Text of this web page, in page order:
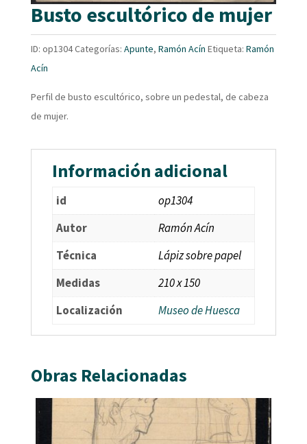
Busto escultórico de mujer
ID: op1304Categorías: Apunte, Ramón Acín Etiqueta: Ramón
Acín
Perfil de busto escultórico, sobre un pedestal, de cabeza
de mujer.
Información adicional
id
op1304
Autor
Ramón Acín
Técnica
Lápiz sobre papel
Medidas
210 x 150
Localización
Museo de Huesca
Obras Relacionadas